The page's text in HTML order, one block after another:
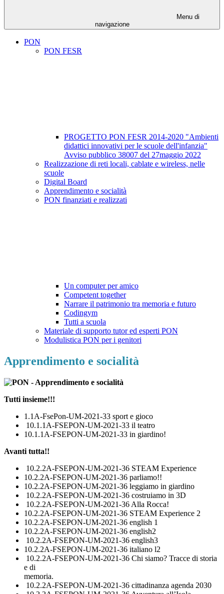
Menu di
navigazione
PON
PON FESR
PROGETTO PON FESR 2014-2020 "Ambienti
didattici innovativi per le scuole dell'infanzia"
Avviso pubblico 38007 del 27maggio 2022
Realizzazione di reti locali, cablate e wireless, nelle
scuole
Digital Board
Apprendimento e socialità
PON finanziati e realizzati
Un computer per amico
Competent together
Narrare il patrimonio tra memoria e futuro
Codingym
Tutti a scuola
Materiale di supporto tutor ed esperti PON
Modulistica PON per i genitori
Apprendimento e socialità
Tutti insieme!!!
1.1A-FsePon-UM-2021-33 sport e gioco
10.1.1A-FSEPON-UM-2021-33 il teatro
10.1.1A-FSEPON-UM-2021-33 in giardino!
Avanti tutta!!
10.2.2A-FSEPON-UM-2021-36 STEAM Experience
10.2.2A-FSEPON-UM-2021-36 parliamo!!
10.2.2A-FSEPON-UM-2021-36 leggiamo in giardino
10.2.2A-FSEPON-UM-2021-36 costruiamo in 3D
10.2.2A-FSEPON-UM-2021-36 Alla Rocca!
10.2.2A-FSEPON-UM-2021-36 STEAM Experience 2
10.2.2A-FSEPON-UM-2021-36 english 1
10.2.2A-FSEPON-UM-2021-36 english2
10.2.2A-FSEPON-UM-2021-36 english3
10.2.2A-FSEPON-UM-2021-36 italiano l2
10.2.2A-FSEPON-UM-2021-36 Chi siamo? Tracce di storia
e di
memoria.
10.2.2A-FSEPON-UM-2021-36 cittadinanza agenda 2030